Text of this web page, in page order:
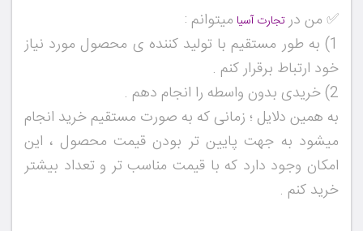
✅ من درتجارت آسیا میتوانم :
1) به طور مستقیم با تولید کننده ی محصول مورد نیاز
خود ارتباط برقرار کنم .
2) خریدی بدون واسطه را انجام دهم .
به همین دلایل ؛ زمانی که به صورت مستقیم خرید انجام
میشود به جهت پایین تر بودن قیمت محصول ، این
امکان وجود دارد که با قیمت مناسب تر و تعداد بیشتر
خرید کنم .